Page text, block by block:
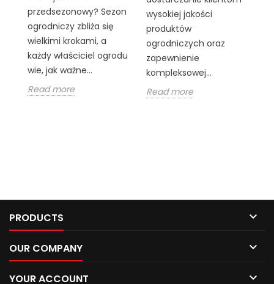
przedsezonowy? Sezon
ogrodniczy zbliża się
wielkimi krokami, a
każdy właściciel ogrodu
wie, jak ważne...
Read more
wysokiej jakości
produktów
ogrodniczych oraz
zapewnienie
kompleksowej...
Read more
PRODUCTS 
OUR COMPANY 
YOUR ACCOUNT 